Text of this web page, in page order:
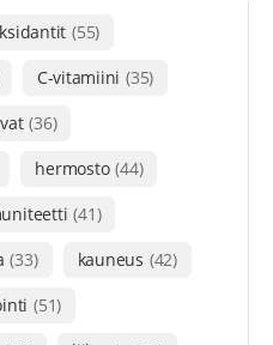
(55)
C-vitamiini (35)
(36)
hermosto (44)
(41)
(33) kauneus (42)
(51)